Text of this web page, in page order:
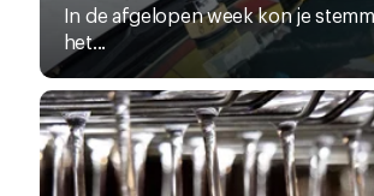
In de afgelopen week kon je
het...